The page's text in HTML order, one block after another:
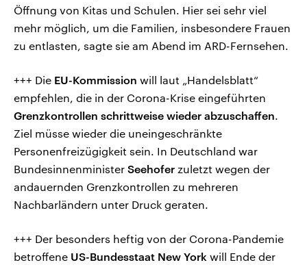
Öffnung von Kitas und Schulen. Hier sei sehr viel
mehr möglich, um die Familien, insbesondere Frauen
zu entlasten, sagte sie am Abend im ARD-Fernsehen.
+++ Die EU-Kommission will laut „Handelsblatt“
empfehlen, die in der Corona-Krise eingeführten
Grenzkontrollen schrittweise wieder abzuschaffen.
Ziel müsse wieder die uneingeschränkte
Personenfreizügigkeit sein. In Deutschland war
Bundesinnenminister Seehofer zuletzt wegen der
andauernden Grenzkontrollen zu mehreren
Nachbarländern unter Druck geraten.
+++ Der besonders heftig von der Corona-Pandemie
betroffene US-Bundesstaat New York will Ende der